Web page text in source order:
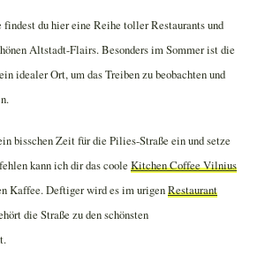
findest du hier eine Reihe toller Restaurants und
Altstadt-Flairs. Besonders im Sommer ist die
idealer Ort, um das Treiben zu beobachten und
bisschen Zeit für die Pilies-Straße ein und setze
kann ich dir das coole Kitchen Coffee Vilnius
Kaffee. Deftiger wird es im urigenRestaurant
die Straße zu den schönsten